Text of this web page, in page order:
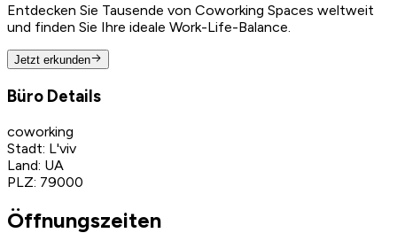
Entdecken Sie Tausende von Coworking Spaces weltweit
und finden Sie Ihre ideale Work-Life-Balance.
Jetzt erkunden
Büro Details
coworking
Stadt: L'viv
Land: UA
PLZ: 79000
Öffnungszeiten